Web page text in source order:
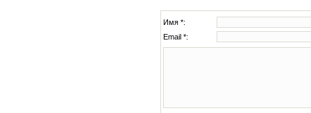
Имя *:
Email *: